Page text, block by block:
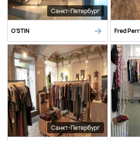
Санкт-Петербург
O'STIN Fred
Санкт-Петербург